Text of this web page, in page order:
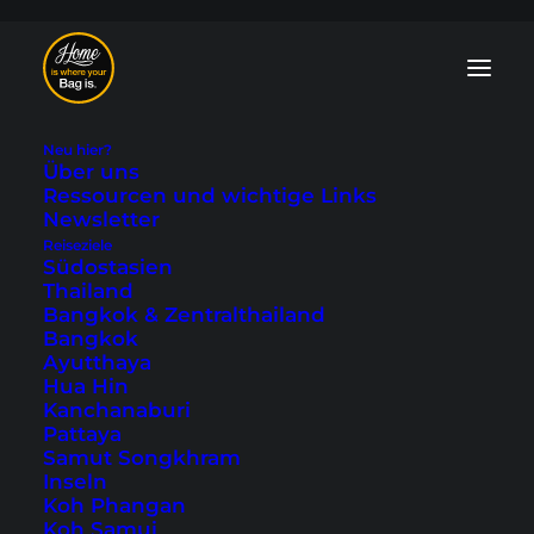
Neu hier?
Über uns
Ressourcen und wichtige Links
Newsletter
Reiseziele
Südostasien
Thailand
Bangkok & Zentralthailand
Bangkok
Ayutthaya
Hua Hin
Kanchanaburi
Pattaya
Samut Songkhram
Inseln
Koh Phangan
Koh Samui